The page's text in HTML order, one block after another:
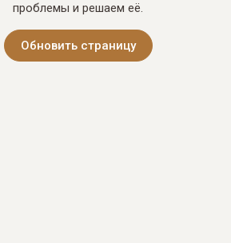
проблемы и решаем её.
Обновить страницу